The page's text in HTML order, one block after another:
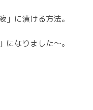
」に漬ける方法。
になりました～。